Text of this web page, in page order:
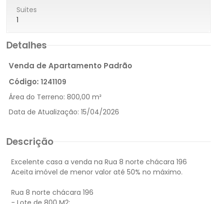
Suites
1
Detalhes
Venda de Apartamento Padrão
Código: 1241109
Área do Terreno: 800,00 m²
Data de Atualização: 15/04/2026
Descrição
Excelente casa a venda na Rua 8 norte chácara 196
Aceita imóvel de menor valor até 50% no máximo.
Rua 8 norte chácara 196